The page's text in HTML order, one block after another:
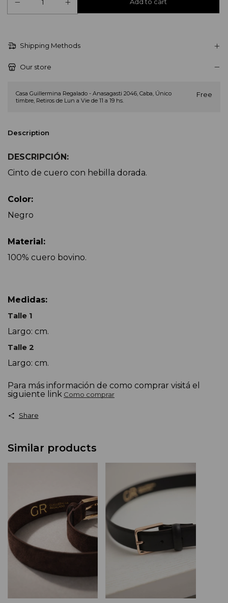
Shipping Methods
Our store
Casa Guillermina Regalado - Anasagasti 2046, Caba, Único
timbre, Retiros de Lun a Vie de 11 a 19 hs.
Free
Description
DESCRIPCIÓN:
Cinto de cuero con hebilla dorada.
Color:
Negro
Material:
100% cuero bovino.
Medidas:
Talle 1
Largo: cm.
Talle 2
Largo: cm.
Para más información de como comprar visitá el
siguiente link Como comprar
Share
Similar products